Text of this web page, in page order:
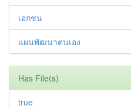
เอกชน
แผนพัฒนาตนเอง
Has File(s)
true